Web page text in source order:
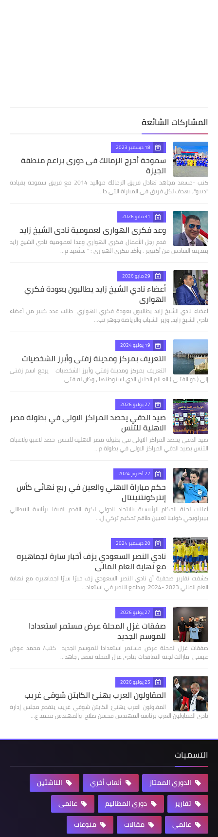
المشاركات الشائعة
18 ديسمبر 2023
سموحة أحرج الزمالك فى دورى براعم منطقة
الجيزة
كتب -مسعد مجاهد تعادل فريق الزمالك مواليد 2014 مع فريق سموحة بقيادة
"ديبو"، بهدف لكل فريق فى المباراة التى دا…
31 مايو 2026
وعد فكري الهواري لعمومية نادي الشيخ زايد
قدم رجل الأعمال فكري الهواري وعدا لعمومية نادي الشيخ زايد
بمدينة السادس من أكتوبر . وأكد فكري الهواري : " سنُعيد م…
29 مايو 2026
أعضاء نادي الشيخ زايد يطالبون بعودة فكري
الهواري
أعضاء نادي الشيخ زايد يطالبون بعودة فكري الهواري طالب عدد كبير من أعضاء
نادي الشيخ زايد، وزير الشباب والرياضة جوهر نب…
19 يوليو 2024
التعريف بمركز ومدينة زفتي وأبرز الشخصيات
التعريف بمركز ومدينة زفتي وأبرز الشخصيات يرجع اسم زفتى
إلى ( ذو الفتـى ) العـالم الجليل الذي استوطنها ، وكان له فتى…
27 يوليو 2026
صيد الدقي يحصد المراكز الاولى في بطولة مصر
الاهلية للتنس
صيد الدقي يحصد المراكز الاولى في بطولة مصر الاهلية للتنس حصد لاعبو ولاعبات
التنس بصيد الدقي المراكز الاولى في بطولة م…
22 أكتوبر 2024
حكم مباراة الاهلي والعين في ربع نهائى كأس
إنتركونتنينتال
أعلنت لجنة الحكام الرئيسية بالاتحاد الدولي لكرة القدم الفيفا برئاسة الايطالي
بييرلويجي كولينا تعيين طاقم تحكيم تركي ل…
20 ديسمبر 2024
نادي النصر السعودي يزف أخبار سارة لجماهيره
مع نهاية العام المالي
كشفت تقارير صحفية أن نادي النصر السعودي زف خبرًا سارًا لجماهيره مع نهاية
العام المالي 2023 -2024. ويطمع النصر في استعاد…
27 يوليو 2026
صفقات غزل المحلة عرض مستمر استعدادا
للموسم الجديد
صفقات غزل المحلة عرض مستمر استعدادا للموسم الجديد كتب/ محمد عوض
عيسى مازالت لجنة التعاقدات بنادي غزل المحلة تسعى جاهد…
25 يوليو 2026
المقاولون العرب يهنئ الكابتن شوقي غريب
المقاولون العرب يهنئ الكابتن شوقي غريب يتقدم مجلس إدارة
نادي المقاولون العرب برئاسة المهندس محسن صلاح، والمهندس محمد ع…
التسميات
الدوري الممتاز ألعاب أخري
الناشئين
تقارير
دوري المظاليم
عالمى
عالمي
مقالات منوعات